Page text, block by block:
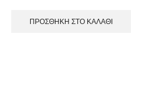
ΠΡΟΣΘΉΚΗ ΣΤΟ ΚΑΛΆΘΙ